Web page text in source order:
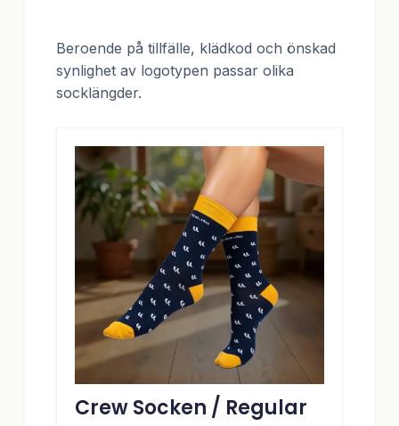
Beroende på tillfälle, klädkod och önskad
synlighet av logotypen passar olika
socklängder.
Crew Socken / Regular